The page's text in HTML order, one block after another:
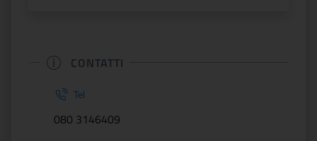
CONTATTI
Tel
080 3146409